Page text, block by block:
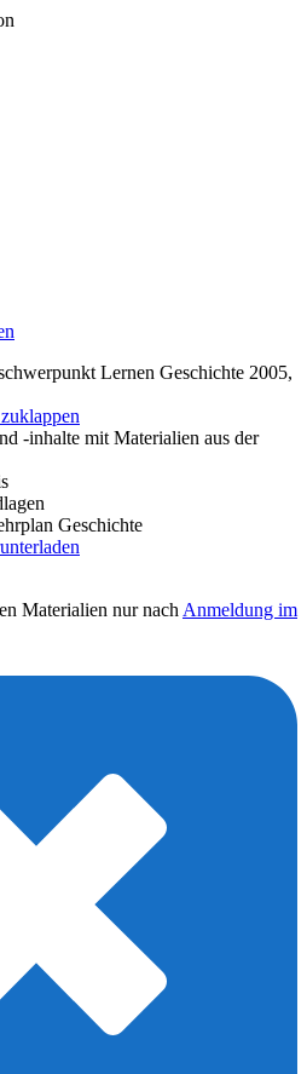
Lernen Geschichte 2005,
-inhalte mit Materialien aus der
Geschichte
Materialien nur nach Anmeldung im